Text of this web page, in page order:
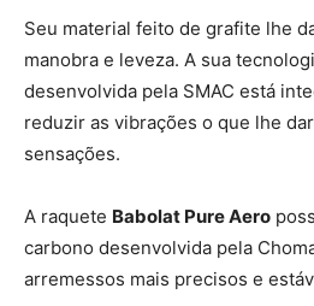
Seu material feito de grafite lhe
manobra e leveza. A sua
desenvolvida pela SMAC está
reduzir as vibrações o que lhe
sensações.
A raquete Babolat Pure Aero
carbono desenvolvida pela
arremessos mais precisos e